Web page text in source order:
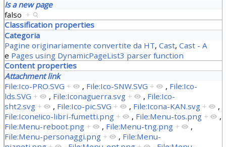
Is a new page
falso +
Classification properties
Categoria
Pagine originariamente convertite da HT, Cast, Cast - A
e Pages using DynamicPageList3 parser function
Content properties
Attachment link
File:Ico-PRO.SVG + , File:Ico-SNW.SVG + , File:Ico-
lds.SVG + , File:Iconaguerra.svg + , File:Ico-
sht2.svg + , File:Ico-pic.SVG + , File:Icona-KAN.svg +
,
File:Icone!ico-libri-fumetti.png + , File:Menu-tos.png +
,
File:Menu-reboot.png + , File:Menu-tng.png +
,
File:Menu-personaggi.png + , File:Menu-